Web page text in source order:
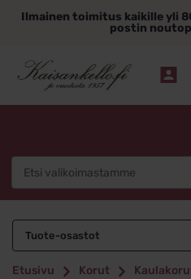
sisältöönIlmainen toimitus kaikille yli
postin
Tuote-osastot
Etusivu Korut